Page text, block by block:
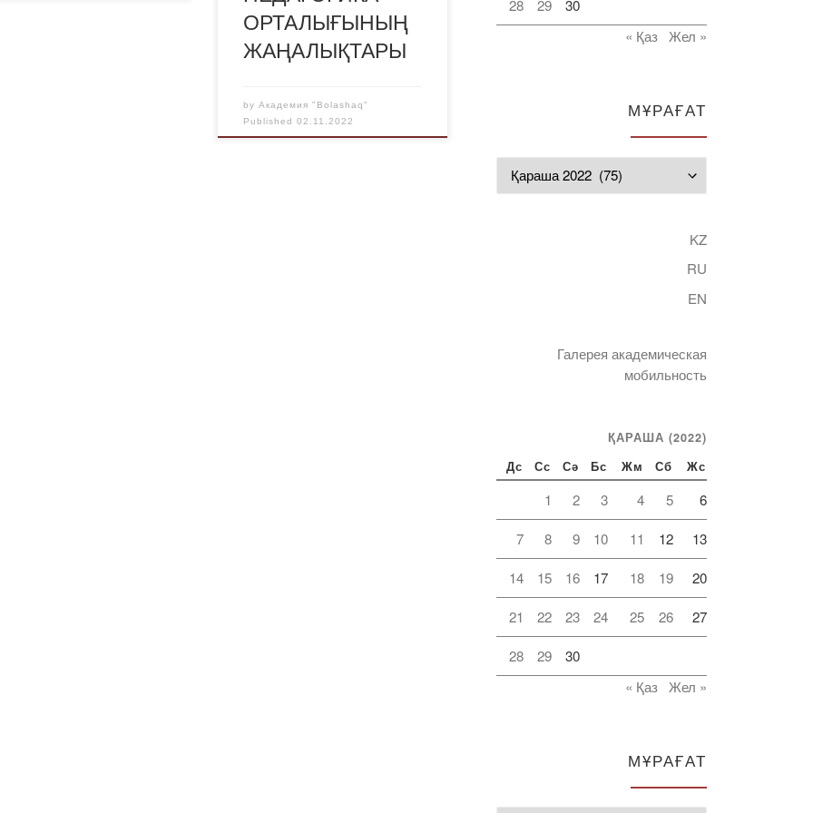
ОРТАЛЫҒЫНЫҢ
ЖАҢАЛЫҚТАРЫ
byАкадемия "Bolashaq"
Published02.11.2022
28 29
30
« Қаз Жел »
МҰРАҒАТ
KZ
RU
EN
Галерея академическая
мобильность
ҚАРАША (2022)
Дс Сс Сә Бс Жм Сб Жс
1 2 3 4 5 6
7 8 9 10 11 12 13
14 15 16 17 18 19 20
21 22 23 24 25 26 27
28 29
30
« Қаз
Жел »
МҰРАҒАТ